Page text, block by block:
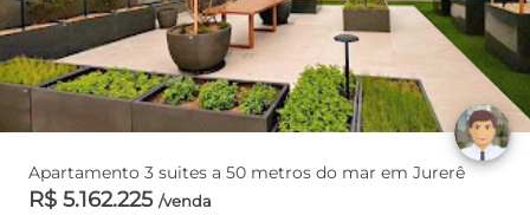
Apartamento 3 suites a 50 metros do mar em Jurerê
R$ 5.162.225 /venda